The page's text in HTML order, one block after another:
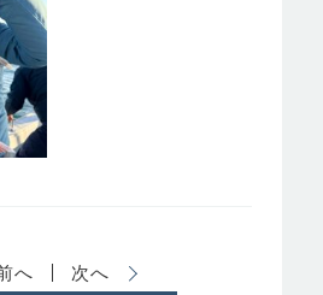
へ 次へ